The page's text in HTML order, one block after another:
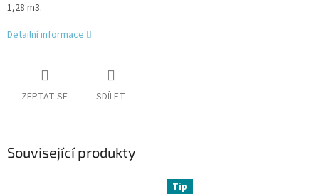
1,28 m3.
Detailní informace
ZEPTAT SE SDÍLET
Související produkty
Tip